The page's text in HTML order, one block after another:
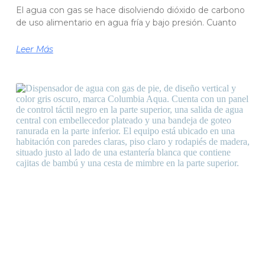
El agua con gas se hace disolviendo dióxido de carbono
de uso alimentario en agua fría y bajo presión. Cuanto
Leer Más